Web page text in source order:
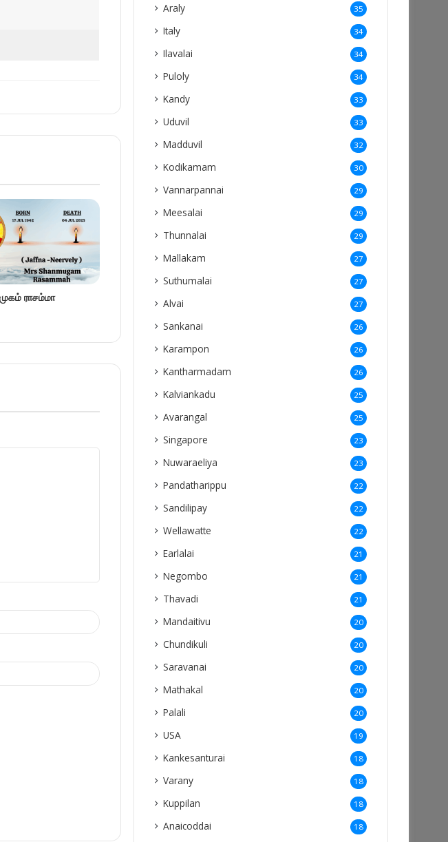
ராசம்மா
Araly 35
Italy 34
Ilavalai 34
Puloly 34
Kandy 33
Uduvil 33
Madduvil 32
Kodikamam 30
Vannarpannai 29
Meesalai 29
Thunnalai 29
Mallakam 27
Suthumalai 27
Alvai 27
Sankanai 26
Karampon 26
Kantharmadam 26
Kalviankadu 25
Avarangal 25
Singapore 23
Nuwaraeliya 23
Pandatharippu 22
Sandilipay 22
Wellawatte 22
Earlalai 21
Negombo 21
Thavadi 21
Mandaitivu 20
Chundikuli 20
Saravanai 20
Mathakal 20
Palali 20
USA 19
Kankesanturai 18
Varany 18
Kuppilan 18
Anaicoddai 18